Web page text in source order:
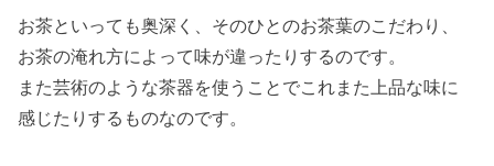
お茶といっても奥深く、そのひとのお茶葉のこだわり、
お茶の淹れ方によって味が違ったりするのです。
また芸術のような茶器を使うことでこれまた上品な味に
感じたりするものなのです。